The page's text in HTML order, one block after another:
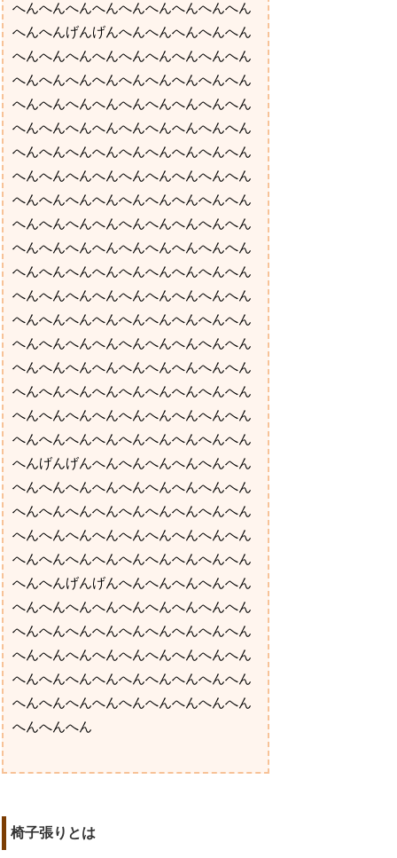
へんへんへんへんへんへんへんへんへん
へんへんげんげんへんへんへんへんへん
へんへんへんへんへんへんへんへんへん
へんへんへんへんへんへんへんへんへん
へんへんへんへんへんへんへんへんへん
へんへんへんへんへんへんへんへんへん
へんへんへんへんへんへんへんへんへん
へんへんへんへんへんへんへんへんへん
へんへんへんへんへんへんへんへんへん
へんへんへんへんへんへんへんへんへん
へんへんへんへんへんへんへんへんへん
へんへんへんへんへんへんへんへんへん
へんへんへんへんへんへんへんへんへん
へんへんへんへんへんへんへんへんへん
へんへんへんへんへんへんへんへんへん
へんへんへんへんへんへんへんへんへん
へんへんへんへんへんへんへんへんへん
へんへんへんへんへんへんへんへんへん
へんへんへんへんへんへんへんへんへん
へんげんげんへんへんへんへんへんへん
へんへんへんへんへんへんへんへんへん
へんへんへんへんへんへんへんへんへん
へんへんへんへんへんへんへんへんへん
へんへんへんへんへんへんへんへんへん
へんへんげんげんへんへんへんへんへん
へんへんへんへんへんへんへんへんへん
へんへんへんへんへんへんへんへんへん
へんへんへんへんへんへんへんへんへん
へんへんへんへんへんへんへんへんへん
へんへんへんへんへんへんへんへんへん
へんへんへん
椅子張りとは